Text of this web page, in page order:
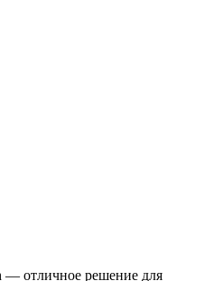
— отличное решение для